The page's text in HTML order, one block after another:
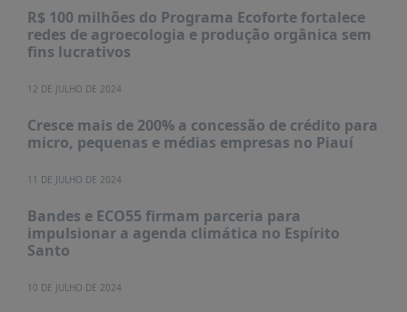
ESTUDOS
NOTÍCIAS
PRÊMIO
BID
PRÊMIO
ABDE
DE
JORNALISMO
SABER
+
CONTATO
R$ 100 milhões do Programa Ecoforte fortalece
redes de agroecologia e produção orgânica sem
fins lucrativos
12 DE JULHO DE 2024
Cresce mais de 200% a concessão de crédito para
micro, pequenas e médias empresas no Piauí
11 DE JULHO DE 2024
Bandes e ECO55 firmam parceria para
impulsionar a agenda climática no Espírito
Santo
10 DE JULHO DE 2024